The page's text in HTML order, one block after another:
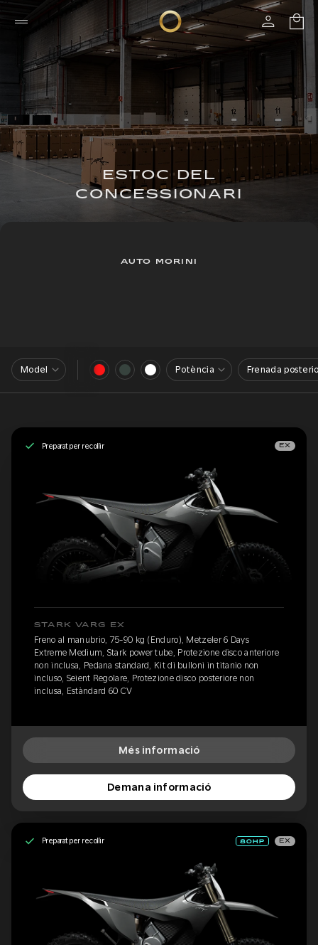
ESTOC DEL
CONCESSIONARI
AUTO MORINI
Model Potència Frenada
Preparat per recollir EX
STARK VARG EX
Freno al manubrio, 75-90 kg (Enduro), Metzeler 6 Days
Extreme Medium, Stark power tube, Protezione disco anteriore
non inclusa, Pedana standard, Kit di bulloni in titanio non
incluso, Seient Regolare, Protezione disco posteriore non
inclusa, Estàndard 60 CV
Més informació
Demana informació
Preparat per recollir EX